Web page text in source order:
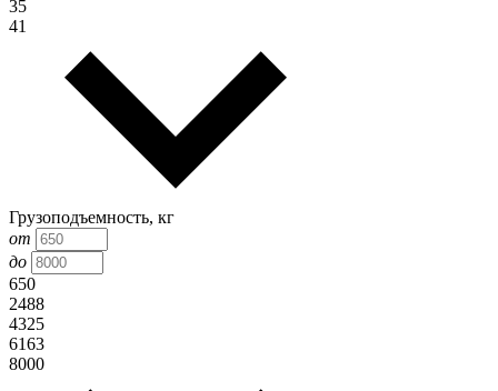
35
41
Грузоподъемность, кг
от
до
650
2488
4325
6163
8000